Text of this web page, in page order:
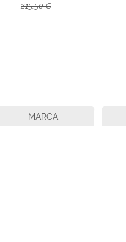
215,50 €
MARCA